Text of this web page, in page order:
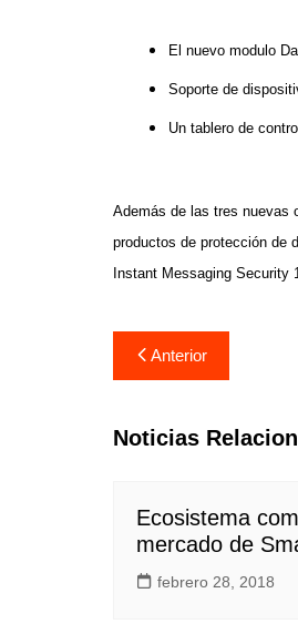
El nuevo modulo
Soporte de
Un tablero de
Además de las tres nuevas
productos de protección de
Instant Messaging Security
Navegación
de
entradas
Anterior
Noticias
Ecosistema
mercado de
febrero 28, 2018